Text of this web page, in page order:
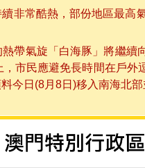
非常酷熱，部份地區最
帶氣旋「白海豚」將繼
市民應避免長時間在戶
今日(8月8日)移入南海北